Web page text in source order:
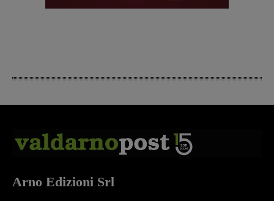
Arno Edizioni Srl